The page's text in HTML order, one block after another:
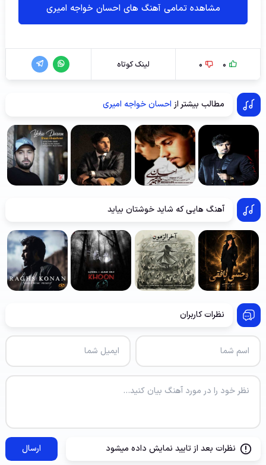
مشاهده تمامی آهنگ های احسان خواجه امیری
0
0 لینک کوتاه
مطالب بیشتر از احسان خواجه امیری
آهنگ هایی که شاید خوشتان بیاید
نظرات کاربران
نظرات بعد از تایید نمایش داده میشود ارسال